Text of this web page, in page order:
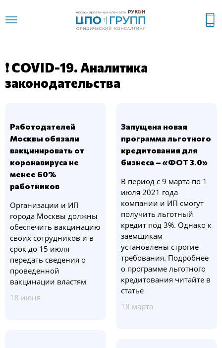
❗ COVID-19. Аналитика
законодательства
Работодателей
Москвы обязали
вакцинировать от
коронавируса не
менее 60%
работников
Организации и ИП
города Москвы должны
обеспечить вакцинацию
своих сотрудников и в
срок до 15 июля
передать сведения о
проведенной
вакцинации властям
18 июня
Запущена новая
программа льготного
кредитования для
бизнеса – «ФОТ 3.0»
В период с 9 марта по 1
июля 2021 года
компании и ИП смогут
получить льготный
кредит под 3%. Однако к
заемщикам
установлены строгие
требования. Подробнее
о программе льготного
кредитования читайте в
статье
18 марта